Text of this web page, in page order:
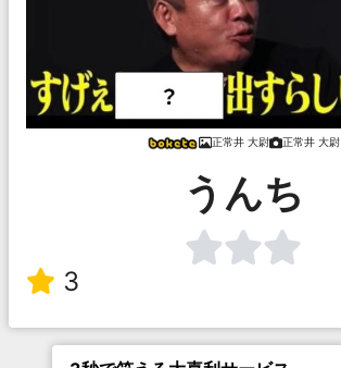
正常井 大尉 正常井 大尉
うんち
3